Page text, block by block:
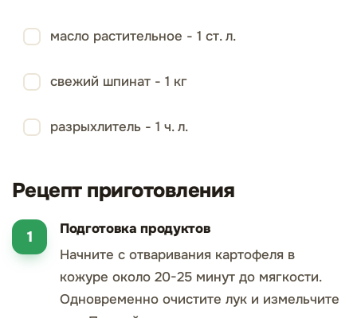
масло растительное - 1 ст. л.
свежий шпинат - 1 кг
разрыхлитель - 1 ч. л.
Рецепт приготовления
Подготовка продуктов
Начните с отваривания картофеля в
кожуре около 20-25 минут до мягкости.
Одновременно очистите лук и измельчите